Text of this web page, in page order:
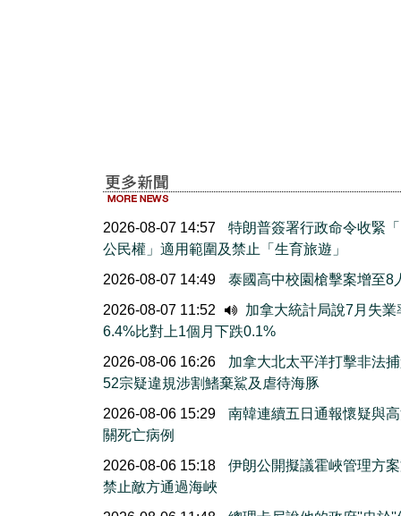
2026-08-07 14:57
特朗普簽署行政命令收緊
公民權」適用範圍及禁止「生育旅遊」
2026-08-07 14:49
泰國高中校園槍擊案增至8
2026-08-07 11:52
加拿大統計局說7月失業
6.4%比對上1個月下跌0.1%
2026-08-06 16:26
加拿大北太平洋打擊非法
52宗疑違規涉割鰭棄鯊及虐待海豚
2026-08-06 15:29
南韓連續五日通報懷疑與
關死亡病例
2026-08-06 15:18
伊朗公開擬議霍峽管理方
禁止敵方通過海峽